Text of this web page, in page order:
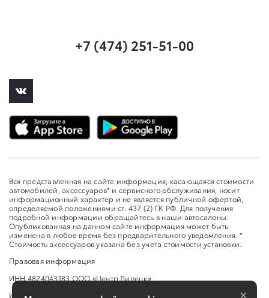
+7 (474) 251-51-00
Вся представленная на сайте информация, касающаяся стоимости
автомобилей, аксессуаров* и сервисного обслуживания, носит
информационный характер и не является публичной офертой,
определяемой положениями ст. 437 (2) ГК РФ. Для получения
подробной информации обращайтесь в наши автосалоны.
Опубликованная на данном сайте информация может быть
изменена в любое время без предварительного уведомления. *
Стоимость аксессуаров указана без учета стоимости установки.
Правовая информация
ИНН 4824043183 ООО «Центр Липецк»
Изменить настройку cookies
×